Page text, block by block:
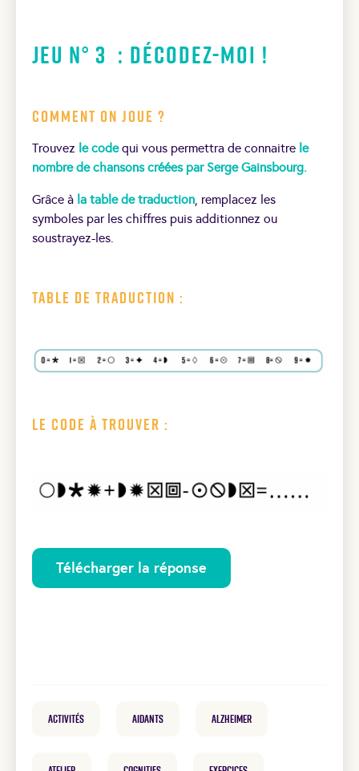
Jeu N° 3 : Décodez-moi !
Comment on joue ?
Trouvez le codequi vous permettra de connaitre le
nombre de chansons créées par Serge Gainsbourg.
Grâce à la table de traduction, remplacez les
symboles par les chiffres puis additionnez ou
soustrayez-les.
Table de traduction :
Le code à trouver :
Télécharger la réponse
Activités Aidants Alzheimer